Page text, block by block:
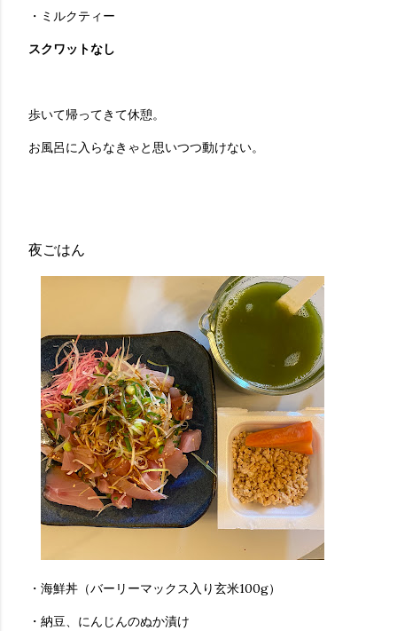
・ミルクティー
スクワットなし
歩いて帰ってきて休憩。
お風呂に入らなきゃと思いつつ動けない。
夜ごはん
・海鮮丼（バーリーマックス入り玄米100g）
・納豆、にんじんのぬか漬け